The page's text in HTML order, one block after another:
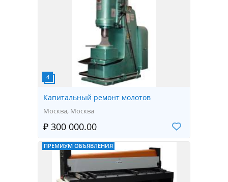
Капитальный ремонт молотов
Москва, Москва
₽ 300 000.00
ПРЕМИУМ ОБЪЯВЛЕНИЯ